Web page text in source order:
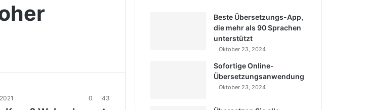
0 43
Beste Übersetzungs-App,
die mehr als 90 Sprachen
unterstützt
Oktober 23, 2024
Sofortige Online-
Übersetzungsanwendung
Oktober 23, 2024